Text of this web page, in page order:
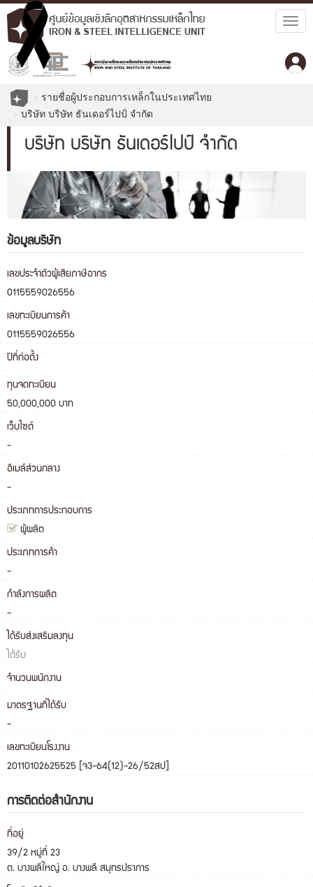
รายชื่อผู้ประกอบการเหล็กในประเทศไทย
บริษัท บริษัท ธันเดอร์ไปป์ จำกัด
บริษัท บริษัท ธันเดอร์ไปป์ จำกัด
ข้อมูลบริษัท
เลขประจำตัวผู้เสียภาษีอากร
0115559026556
เลขทะเบียนการค้า
0115559026556
ปีที่ก่อตั้ง
ทุนจดทะเบียน
50,000,000 บาท
เว็บไซต์
-
อีเมล์ส่วนกลาง
-
ประเภทการประกอบการ
ผู้ผลิต
ประเภทการค้า
-
กำลังการผลิต
-
ได้รับส่งเสริมลงทุน
ได้รับ
จำนวนพนักงาน
มาตรฐานที่ได้รับ
-
เลขทะเบียนโรงงาน
20110102625525 [จ3-64(12)-26/52สป]
การติดต่อสำนักงาน
ที่อยู่
39/2 หมู่ที่ 23
ต. บางพลีใหญ่ อ. บางพลี สมุทรปราการ